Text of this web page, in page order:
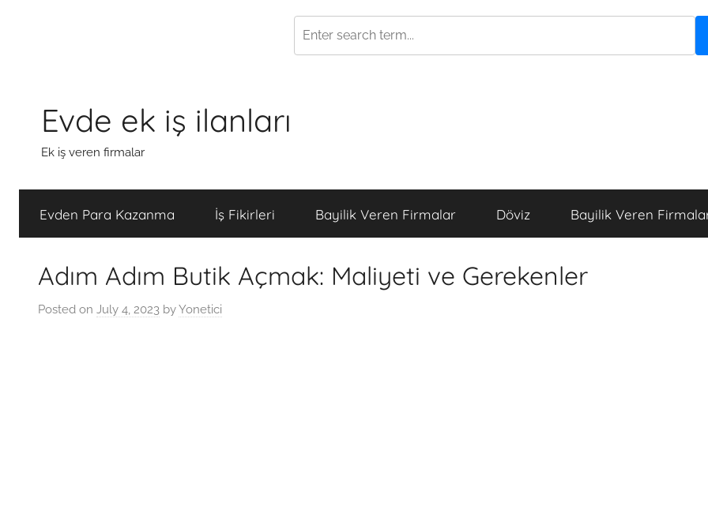
content
Evde ek iş ilanları
Ek iş veren firmalar
Evden Para Kazanma İş Fikirleri Bayilik Veren Firmalar Döviz Bayilik Veren
Adım Adım Butik Açmak: Maliyeti ve Gerekenler
Posted on July 4, 2023 byYonetici